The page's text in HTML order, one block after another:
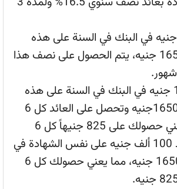
فوائد 1000 جنيه في البنك في السنة على هذه
الشهادة هو 165 جنيه، يتم الحصول على نصف هذا
فوائد 10000 جنيه في البنك في السنة على هذه
الشهادة هو 1650جنيه وتحصل على العائد كل 6
شهور مما يعني حصولك على 825 جنيهاً كل 6
شهور، وفوائد 100 ألف جنيه على نفس الشهادة في
السنة هو 16500 جنيه، مما يعني حصولك كل 6